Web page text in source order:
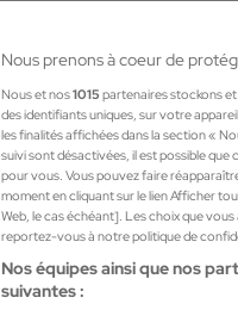
Nous prenons à coeur de
Nous et nos1015 partenaires stockons
des identifiants uniques, sur votre
les finalités affichées dans la section «
suivi sont désactivées, il est possible
pour vous. Vous pouvez faire
moment en cliquant sur le lien Afficher
Web, le cas échéant]. Les choix que
reportez-vous à notre politique de
Nos équipes ainsi que nos
suivantes :